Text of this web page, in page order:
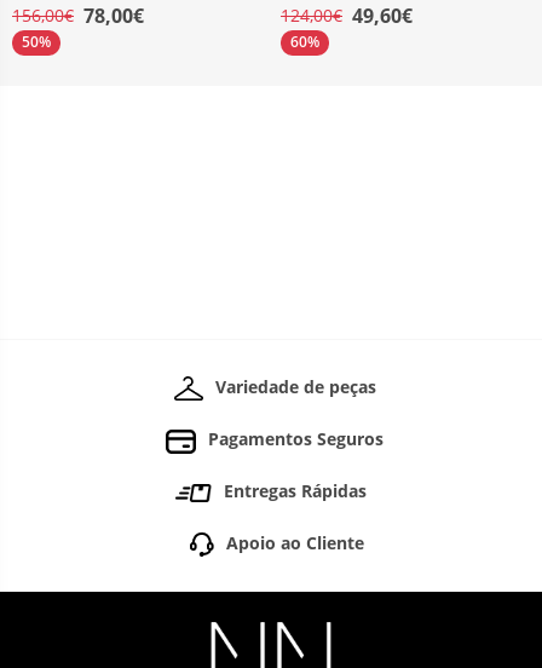
156,00€ 78,00€
50%
124,00€ 49,60€
60%
Variedade de peças
Pagamentos Seguros
Entregas Rápidas
Apoio ao Cliente